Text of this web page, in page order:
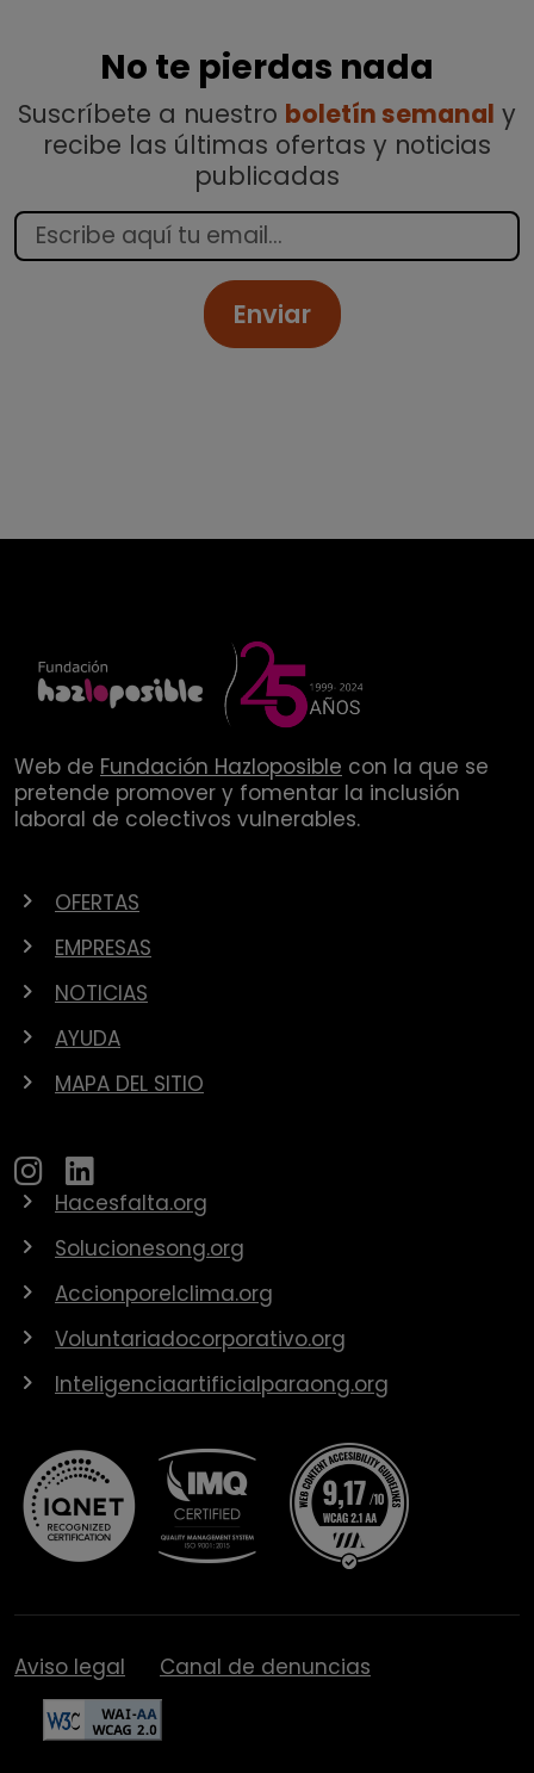
No te pierdas nada
Suscríbete a nuestro boletín semanal y
recibe las últimas ofertas y noticias
publicadas
Enviar
Web de Fundación Hazloposible con la que se
pretende promover y fomentar la inclusión
laboral de colectivos vulnerables.
OFERTAS
EMPRESAS
NOTICIAS
AYUDA
MAPA DEL SITIO
Hacesfalta.org
Solucionesong.org
Accionporelclima.org
Voluntariadocorporativo.org
Inteligenciaartificialparaong.org
Aviso legal Canal de denuncias